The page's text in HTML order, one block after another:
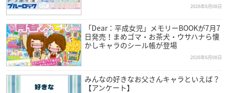
2026年6月08日
「Dear：平成女児」メモリーBOOKが7月7
日発売！まめゴマ・お茶犬・ウサハナら懐
かしキャラのシール帳が登場
2026年6月08日
みんなの好きなお父さんキャラといえば？
【アンケート】